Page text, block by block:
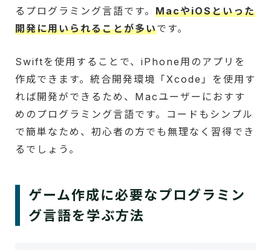
るプログラミング言語です。 MacやiOSといった
開発に用いられることが多いです。
Swiftを使用することで、iPhone用のアプリを
作成できます。統合開発環境「Xcode」を使用す
れば開発ができるため、Macユーザーにおすす
めのプログラミング言語です。コードもシンプル
で簡単なため、初心者の方でも無理なく習得でき
るでしょう。
ゲーム作成に必要なプログラミン
グ言語を学ぶ方法